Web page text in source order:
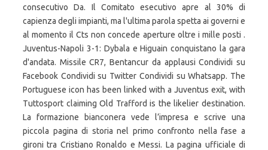
consecutivo Da. Il Comitato esecutivo apre al 30% di
capienza degli impianti, ma l'ultima parola spetta ai governi e
al momento il Cts non concede aperture oltre i mille posti .
Juventus-Napoli 3-1: Dybala e Higuain conquistano la gara
d'andata. Missile CR7, Bentancur da applausi Condividi su
Facebook Condividi su Twitter Condividi su Whatsapp. The
Portuguese icon has been linked with a Juventus exit, with
Tuttosport claiming Old Trafford is the likelier destination.
La formazione bianconera vede l’impresa e scrive una
piccola pagina di storia nel primo confronto nella fase a
gironi tra Cristiano Ronaldo e Messi. La pagina ufficiale di